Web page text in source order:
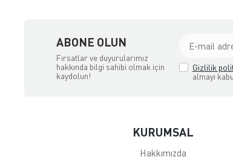
ABONE OLUN
Fırsatlar ve duyurularımız
hakkında bilgi sahibi olmak için
kaydolun!
Gizlilik
almayı
KURUMSAL
Hakkımızda